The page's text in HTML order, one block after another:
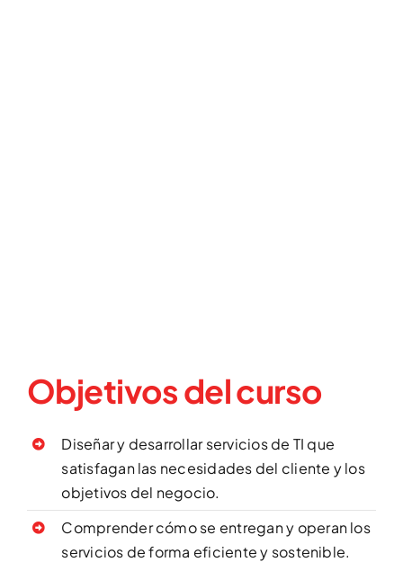
Objetivos del curso
Diseñar y desarrollar servicios de TI que
satisfagan las necesidades del cliente y los
objetivos del negocio.
Comprender cómo se entregan y operan los
servicios de forma eficiente y sostenible.